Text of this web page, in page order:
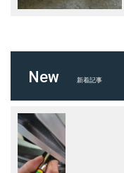
New 新着記事